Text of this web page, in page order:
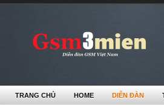
TRANG CHỦ HOME DIỄN ĐÀN